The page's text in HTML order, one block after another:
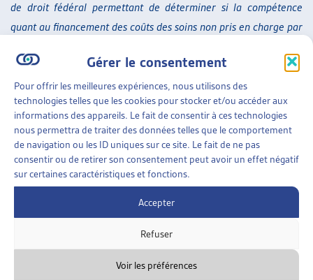
Gérer le consentement
Pour offrir les meilleures expériences, nous utilisons des
technologies telles que les cookies pour stocker et/ou accéder aux
informations des appareils. Le fait de consentir à ces technologies
nous permettra de traiter des données telles que le comportement
de navigation ou les ID uniques sur ce site. Le fait de ne pas
consentir ou de retirer son consentement peut avoir un effet négatif
sur certaines caractéristiques et fonctions.
Accepter
Refuser
Voir les préférences
de droit fédéral permettant de déterminer si la compétence
quant au financement des coûts des soins non pris en charge par
domicile (à l’instar du droit applicable en matière de prestations
complémentaires et d’aide sociale) ou si l’entrée dans un home
ou dans un établissement médico-social (valant création d’un
nouveau domicile) entraîne la compétence en matière de
financement résiduel du canton où se situe l’établissement »
Tribunal fédéral a alors indiqué que« jusqu’à l’entrée en
vigueur d’une réglementation de droit fédéral, la compétence
en matière de financement résiduel dans les rapports
intercantonaux se détermine selon le principe du domicile »
Dans son rapport, le Conseil fédéral indique qu’une solution